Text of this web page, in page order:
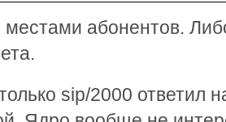
абонентов.
sip/2000 ответил